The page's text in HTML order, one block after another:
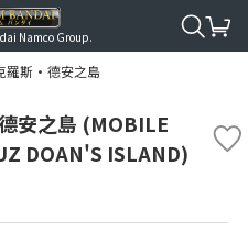
Namco Group.
羅斯·德安之島
安之島 (MOBILE
DOAN'S ISLAND)